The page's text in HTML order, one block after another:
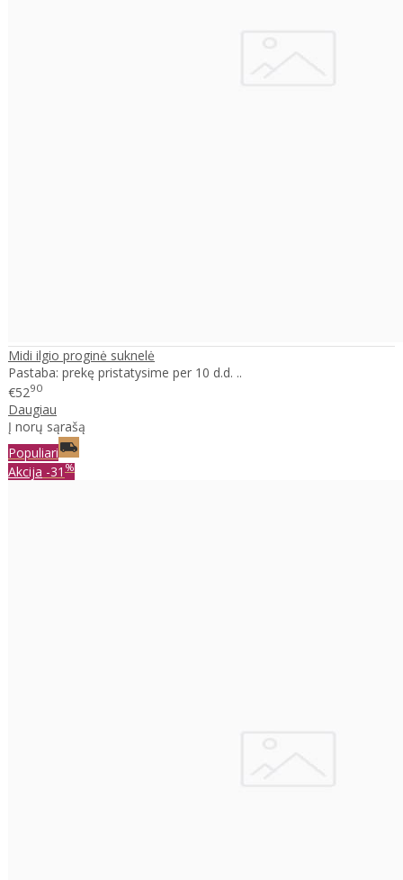
Midi ilgio proginė suknelė
Pastaba: prekę pristatysime per 10 d.d. ..
€5290
Daugiau
Į norų sąrašą
Populiari
Akcija -31 %